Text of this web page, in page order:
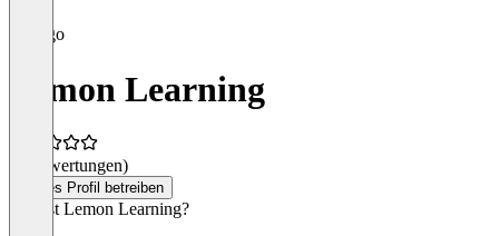
Lemon Learning
(0 Bewertungen)
Dieses Profil betreiben
Was ist Lemon Learning?